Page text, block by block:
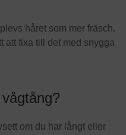
håret som mer fräsch.
att fixa till det med snygga
om du har långt eller